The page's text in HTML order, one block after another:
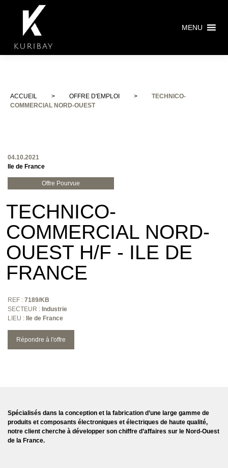
MENU
ACCUEIL > OFFRE D'EMPLOI >
TECHNICO-
COMMERCIAL NORD-OUEST
04.10.2021
Ile de France
Offre Pourvue
TECHNICO-
COMMERCIAL NORD-
OUEST H/F - ILE DE
FRANCE
REF : 7189/KB
SECTEUR : Industrie
LIEU : Ile de France
Répondre à l'offre
Spécialisés dans la conception et la fabrication d’une large gamme de
produits et composants électroniques et électriques de haute qualité,
notre client cherche à développer son chiffre d’affaires sur le Nord-Ouest
de la France.